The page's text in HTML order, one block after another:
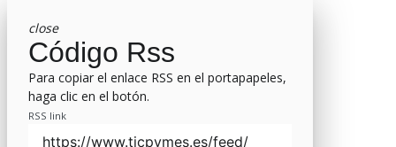
close
Código Rss
Para copiar el enlace RSS en el portapapeles,
haga clic en el botón.
RSS link